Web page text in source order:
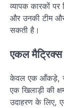
व्यापक कारकों
और उनकी टीम और
सकती है।
एकल मैट्रिक्स
केवल एक आँकड़े, जैसे
एक खिलाड़ी की
उदाहरण के लिए,